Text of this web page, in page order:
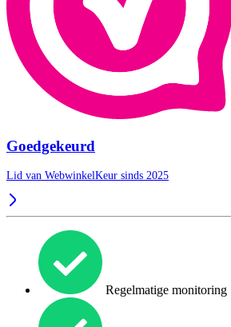
Goedgekeurd
Lid van WebwinkelKeur sinds 2025
Regelmatige monitoring